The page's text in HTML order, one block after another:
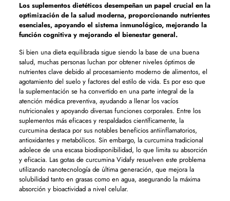
Los suplementos dietéticos desempeñan un papel crucial en la
optimización de la salud moderna, proporcionando nutrientes
esenciales, apoyando el sistema inmunológico, mejorando la
función cognitiva y mejorando el bienestar general.
Si bien una dieta equilibrada sigue siendo la base de una buena
salud, muchas personas luchan por obtener niveles óptimos de
nutrientes clave debido al procesamiento moderno de alimentos, el
agotamiento del suelo y factores del estilo de vida. Es por eso que
la suplementación se ha convertido en una parte integral de la
atención médica preventiva, ayudando a llenar los vacíos
nutricionales y apoyando diversas funciones corporales. Entre los
suplementos más eficaces y respaldados científicamente, la
curcumina destaca por sus notables beneficios antiinflamatorios,
antioxidantes y metabólicos. Sin embargo, la curcumina tradicional
adolece de una escasa biodisponibilidad, lo que limita su absorción
y eficacia. Las gotas de curcumina Vidafy resuelven este problema
utilizando nanotecnología de última generación, que mejora la
solubilidad tanto en grasas como en agua, asegurando la máxima
absorción y bioactividad a nivel celular.